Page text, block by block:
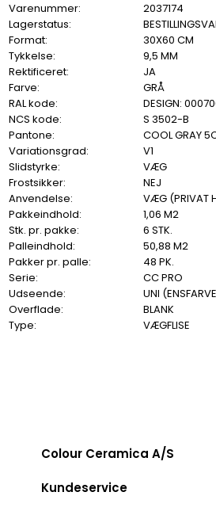
Varenummer:
2037174
Lagerstatus:
Format:
30X60 CM
Tykkelse:
9,5 MM
Rektificeret:
JA
Farve:
GRÅ
RAL kode:
DESIGN:
NCS kode:
S 3502-B
Pantone:
COOL GRAY
Variationsgrad:
V1
Slidstyrke:
VÆG
Frostsikker:
NEJ
Anvendelse:
VÆG (PRIVAT
Pakkeindhold:
1,06 M2
Stk. pr. pakke:
6 STK.
Palleindhold:
50,88 M2
Pakker pr. palle:
48 PK.
Serie:
CC PRO
Udseende:
UNI
Overflade:
BLANK
Type:
VÆGFLISE
Colour Ceramica A/S
Kundeservice